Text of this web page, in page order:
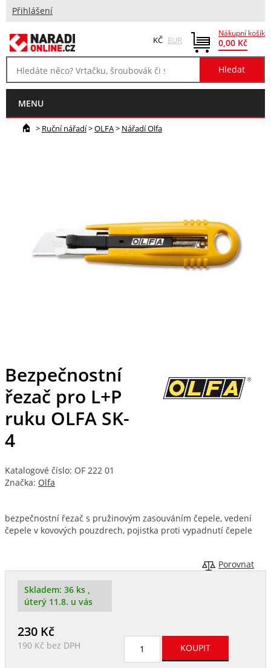
Přihlášení
Nákupní košík
0,00 Kč
KČ EUR
MENU
> Ruční nářadí>OLFA> Nářadí Olfa
Bezpečnostní
řezač pro L+P
ruku OLFA SK-
4
Katalogové číslo: OF 222 01
Značka: Olfa
bezpečnostní řezač s pružinovým zasouváním čepele, vedení
čepele v kovových pouzdrech, pojistka proti vypadnutí čepele
Porovnat
Skladem: 36 ks ,
úterý 11.8. u vás
230Kč
190 Kč bez DPH